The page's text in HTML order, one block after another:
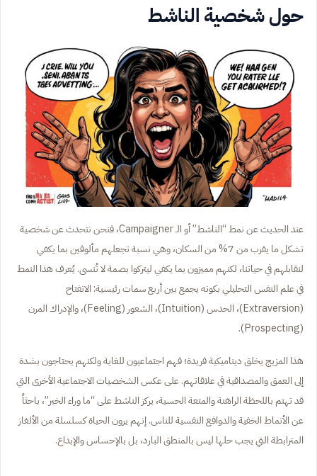
حول شخصية الناشط
عند الحديث عن نمط “الناشط” أو الـ Campaigner، فنحن نتحدث عن شخصية
تشكل ما يقرب من 7% من السكان، وهي نسبة تجعلهم مألوفين بما يكفي
لنقابلهم في حياتنا، لكنهم مميزون بما يكفي ليتركوا بصمة لا تُنسى. يُعرف هذا النمط
في علم النفس التحليلي بكونه يجمع بين أربع سمات رئيسية: الانفتاح
(Extraversion)، الحدس (Intuition)، الشعور (Feeling)، والإدراك المرن
(Prospecting).
هذا المزيج يخلق ديناميكية فريدة؛ فهم اجتماعيون للغاية ولكنهم يحتاجون بشدة
إلى العمق والمصداقية في علاقاتهم. على عكس الشخصيات الاجتماعية الأخرى التي
قد تهتم باللحظة الراهنة والمتعة الحسية، يركز الناشط على “ما وراء الخبر”، باحثاً
عن الأنماط الخفية والدوافع النفسية للناس. إنهم يرون الحياة كسلسلة من الألغاز
المترابطة التي يجب حلها ليس بالمنطق البارد، بل بالإحساس والإبداع.